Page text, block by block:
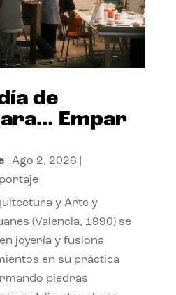
de
Empar
| Ago 2, 2026
y Arte y
(Valencia, 1990) se
joyería y fusiona
en su práctica
piedras